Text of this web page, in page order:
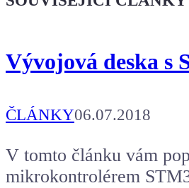
Vývojová deska s
ČLÁNKY06.07.2018
V tomto článku vám
mikrokontrolérem